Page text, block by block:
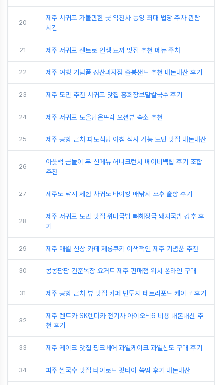
20
제주 서귀포 가볼만한 곳 약천사 동양 최대 법당 주차 관람
시간
21 제주 서귀포 센트로 인생 뇨끼 맛집 추천 메뉴 주차
22 제주 여행 기념품 성산과자점 출봉샌드 추천 내돈내산 후기
23 제주 도민 추천 서귀포 맛집 홍회장보말칼국수 후기
24 제주 서귀포 노을담은뜨락 오션뷰 숙소 추천
25 제주 공항 근처 파도식당 아침 식사 가능 도민 맛집 내돈내산
26
아웃백 곰돌이 푸 신메뉴 허니크런치 베이비백립 후기 조합
추천
27 제주도 낚시 체험 차귀도 바이킹 배낚시 오후 출항 후기
28
제주 서귀포 도민 맛집 위미국밥 뼈해장국 돼지국밥 강추 후
기
29 제주 애월 신상 카페 제롱쿠키 이색적인 제주 기념품 추천
30 콩콩팜팜 건준목장 요거트 제주 판매점 위치 온라인 구매
31 제주 공항 근처 뷰 맛집 카페 빈투지 테트라포드 케이크 후기
32
제주 렌트카 SK렌터카 전기차 아이오닉6 비용 내돈내산 추
천 후기
33 제주 케이크 맛집 핑크베어 과일케이크 과일산도 구매 후기
34 파주 쌀국수 맛집 타이로드 팟타이 쏨땀 후기 내돈내산